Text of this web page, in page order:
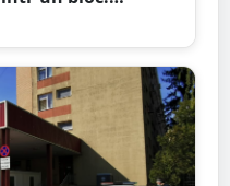
zâmbească